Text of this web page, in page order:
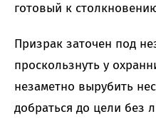
готовый к
Призрак заточен под
проскользнуть у
незаметно вырубить
добраться до цели без